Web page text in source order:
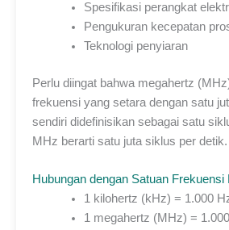
Spesifikasi perangkat
Pengukuran kecepatan
Teknologi penyiaran
Perlu diingat bahwa megahertz
frekuensi yang setara dengan satu
sendiri didefinisikan sebagai satu
MHz berarti satu juta siklus per detik.
Hubungan dengan Satuan Frekuensi
1 kilohertz (kHz) = 1.000
1 megahertz (MHz) =